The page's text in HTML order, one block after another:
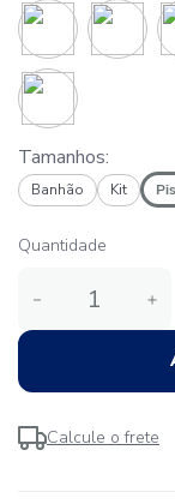
Tamanhos:
Banhão Kit
Quantidade
＋
－
Calcule o frete